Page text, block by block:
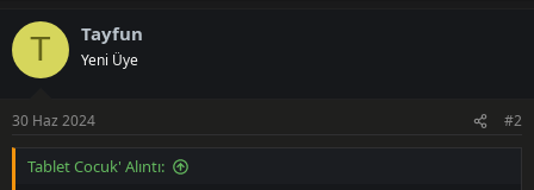
aT Tayfun
Yeni Üye
30 Haz 2024 #2
Tablet Cocuk' Alıntı: